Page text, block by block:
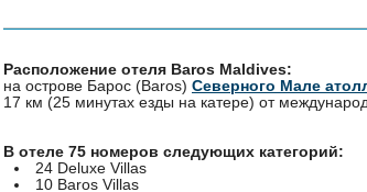
Расположение отеля Baros Maldives:
на острове Барос (Baros) Северного Мале
17 км (25 минутах езды на катере) от
В отеле 75 номеров следующих категорий:
24 Deluxe Villas
10 Baros Villas